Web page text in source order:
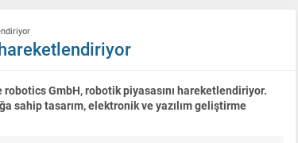
GmbH, robotik piyasasını hareketlendiriyor.
sahip tasarım, elektronik ve yazılım geliştirme